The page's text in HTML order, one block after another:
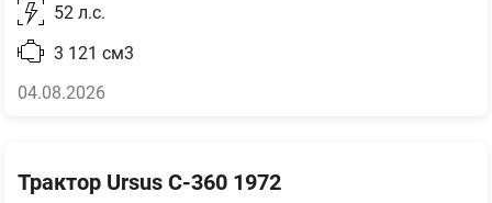
52 л.с.
3 121 см3
04.08.2026
Трактор Ursus C-360 1972